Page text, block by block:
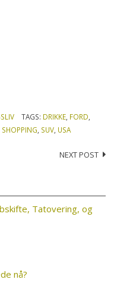
TAGS: DRIKKE, FORD,
SHOPPING, SUV, USA
NEXT POST
Tatovering, og
nå?